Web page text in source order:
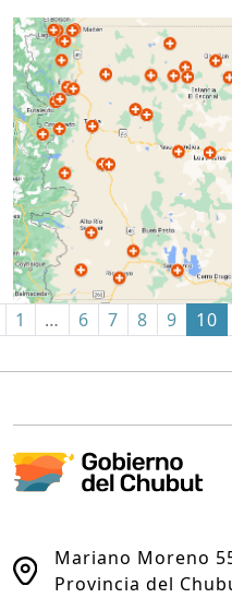
1 … 6 7 8 9 10
Mariano Moreno
Provincia del